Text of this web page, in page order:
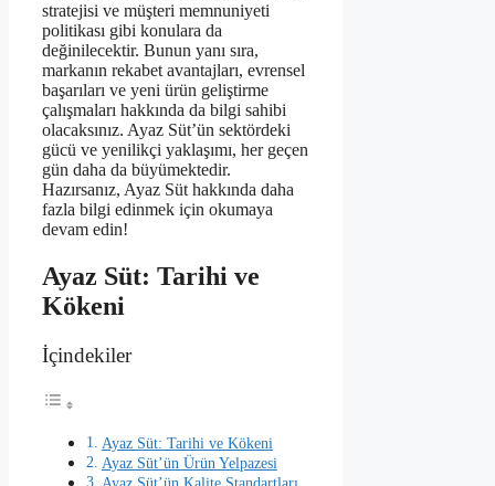
stratejisi ve müşteri memnuniyeti
politikası gibi konulara da
değinilecektir. Bunun yanı sıra,
markanın rekabet avantajları, evrensel
başarıları ve yeni ürün geliştirme
çalışmaları hakkında da bilgi sahibi
olacaksınız. Ayaz Süt’ün sektördeki
gücü ve yenilikçi yaklaşımı, her geçen
gün daha da büyümektedir.
Hazırsanız, Ayaz Süt hakkında daha
fazla bilgi edinmek için okumaya
devam edin!
Ayaz Süt: Tarihi ve
Kökeni
İçindekiler
Ayaz Süt: Tarihi ve Kökeni
Ayaz Süt’ün Ürün Yelpazesi